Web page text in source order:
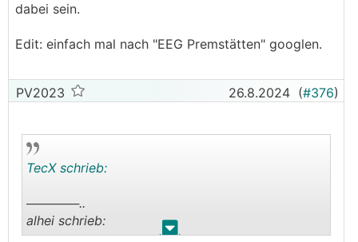
dabei sein.
Edit: einfach mal nach "EEG Premstätten" googlen.
PV2023 26.8.2024 (#376)
. .
TecX schrieb:
──────..
alhei schrieb: